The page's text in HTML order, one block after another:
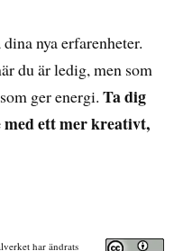
nya erfarenheter.
du är ledig, men som
ger energi.Ta dig
ett mer kreativt,
har ändrats